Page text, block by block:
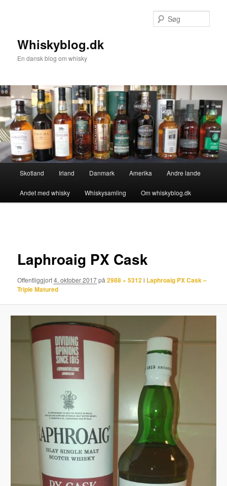
Whiskyblog.dk
En dansk blog om whisky
Skotland Irland Danmark Amerika Andre lande
Andet med whisky Whiskysamling Om whiskyblog.dk
Laphroaig PX Cask
Offentliggjort4. oktober 2017på2988 × 5312i Laphroaig PX Cask –
Triple Matured